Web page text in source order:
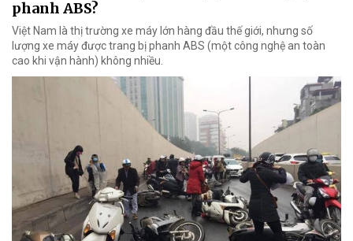
phanh ABS?
Việt Nam là thị trường xe máy lớn hàng đầu thế giới, nhưng số
lượng xe máy được trang bị phanh ABS (một công nghệ an toàn
cao khi vận hành) không nhiều.